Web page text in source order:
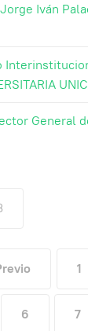
Iván
General
1
6 7